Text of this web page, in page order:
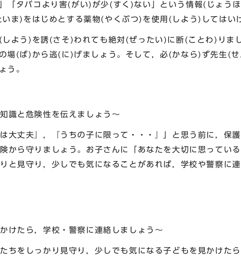
「タバコより害(がい)が少(すく)ない」という情報(じょう
ま)をはじめとする薬物(やくぶつ)を使用(しよう)してはい
よう)を誘(さそ)われても絶対(ぜったい)に断(ことわ)りま
場(ば)から逃(に)げましょう。そして，必(かなら)ず先生(
う。
識と危険性を伝えましょう～
丈夫』，『うちの子に限って・・・』」と思う前に，保護
から守りましょう。お子さんに「あなたを大切に思ってい
と見守り，少しでも気になることがあれば，学校や警察に連
けたら，学校・警察に連絡しましょう～
をしっかり見守り，少しでも気になる子どもを見かけたら